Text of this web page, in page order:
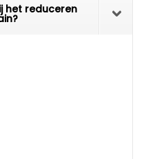
het reduceren